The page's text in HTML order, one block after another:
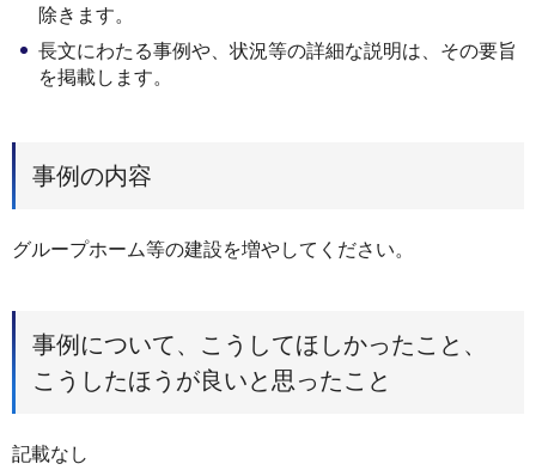
除きます。
長文にわたる事例や、状況等の詳細な説明は、その要旨
を掲載します。
事例の内容
グループホーム等の建設を増やしてください。
事例について、こうしてほしかったこと、
こうしたほうが良いと思ったこと
記載なし